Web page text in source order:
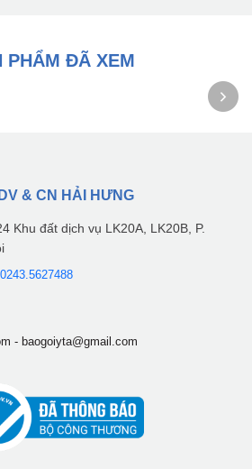
PHẨM ĐÃ XEM
& CN HẢI HƯNG
Khu đất dịch vụ LK20A, LK20B, P.
0243.5627488
- baogoiyta@gmail.com